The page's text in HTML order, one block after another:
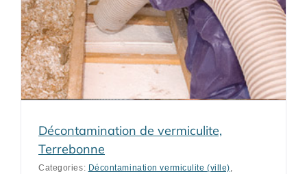
Décontamination de vermiculite,
Terrebonne
Categories: Décontamination vermiculite (ville),